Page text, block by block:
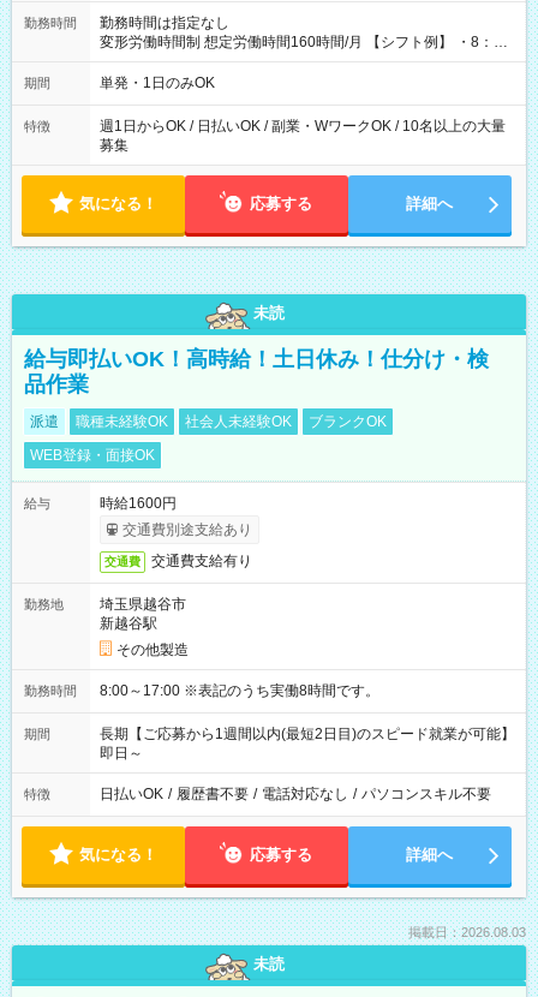
勤務時間
勤務時間は指定なし
変形労働時間制 想定労働時間160時間/月 【シフト例】 ・8：00
～21：00
期間 単発・1日のみOK
特徴
週1日からOK / 日払いOK / 副業・WワークOK / 10名以上の大量
募集
気になる！ 応募する 詳細へ
未読
給与即払いOK！高時給！土日休み！仕分け・検
品作業
派遣 職種未経験OK 社会人未経験OK
ブランクOK
WEB登録・面接OK
給与
時給1600円
交通費別途支給あり
交通費 交通費支給有り
勤務地
埼玉県越谷市
新越谷駅
その他製造
勤務時間 8:00～17:00 ※表記のうち実働8時間です。
期間
長期【ご応募から1週間以内(最短2日目)のスピード就業が可能】
即日～
特徴 日払いOK / 履歴書不要 / 電話対応なし / パソコンスキル不要
気になる！ 応募する 詳細へ
掲載日：2026.08.03
未読